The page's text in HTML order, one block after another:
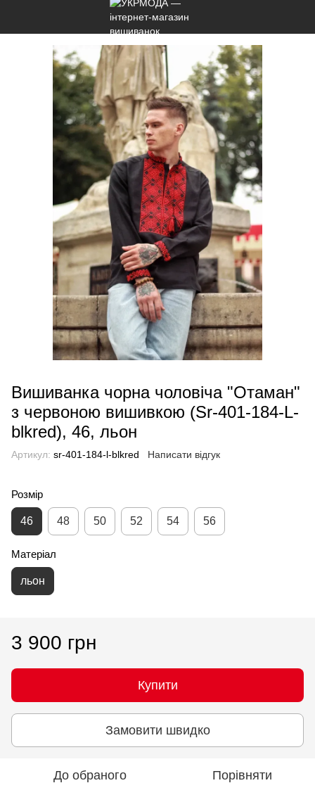
Вишиванка чорна чоловіча "Отаман"
з червоною вишивкою (Sr-401-184-L-
blkred), 46, льон
Артикул: sr-401-184-l-blkred Написати відгук
Розмір
46 48 50 52 54 56
Матеріал
льон
3 900 грн
Купити
Замовити швидко
До обраного Порівняти